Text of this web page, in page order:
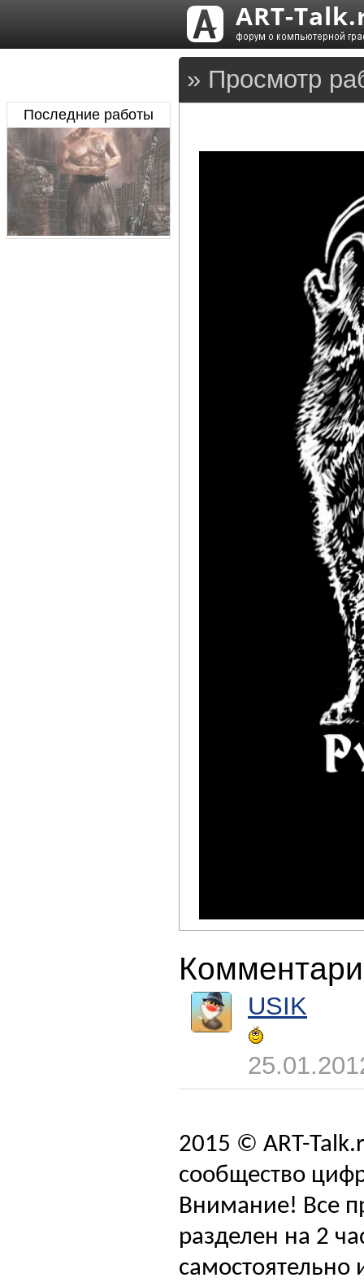
» Просмотр
USIK
Последние работы
2015 © ART-
сообщество
Внимание! Все
разделен на 2
самостоятельно